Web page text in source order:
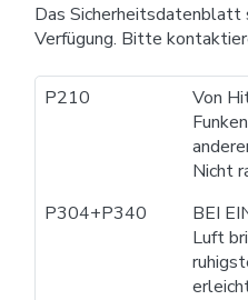
Das
Verfügung. Bitte
P210
Von
Nicht
P304+P340
BEI
Luft